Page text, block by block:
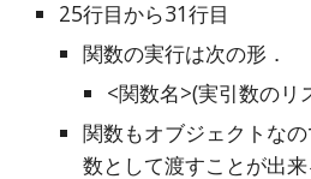
25行目から31行目
関数の実行は次の形．
<関数名>(実引数のリ
関数もオブジェクトな
数として渡すことが出来